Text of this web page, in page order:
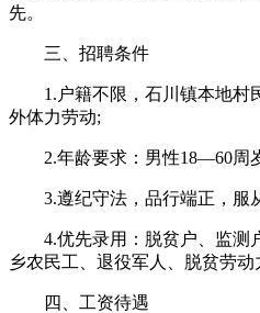
先。
三、招聘条件
1.户籍不限，石川镇本地村
外体力劳动;
2.年龄要求：男性18—60周
3.遵纪守法，品行端正，服
4.优先录用：脱贫户、监测
乡农民工、退役军人、脱贫劳动
四、工资待遇